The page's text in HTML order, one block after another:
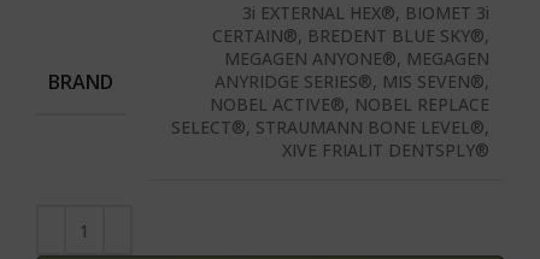
BRAND
3i EXTERNAL HEX®, BIOMET 3i
CERTAIN®, BREDENT BLUE SKY®,
MEGAGEN ANYONE®, MEGAGEN
ANYRIDGE SERIES®, MIS SEVEN®,
NOBEL ACTIVE®, NOBEL REPLACE
SELECT®, STRAUMANN BONE LEVEL®,
XIVE FRIALIT DENTSPLY®